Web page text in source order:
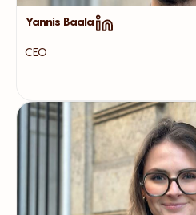
Yannis Baala
CEO